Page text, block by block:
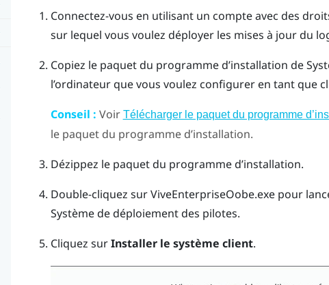
Connectez-vous en utilisant un compte avec des
sur lequel vous voulez déployer les mises à jour du
Copiez le paquet du programme d’installation de
l’ordinateur que vous voulez configurer en tant que
Conseil : Voir Télécharger le paquet du programme
le paquet du programme d’installation.
Dézippez le paquet du programme d’installation.
Double-cliquez surViveEnterpriseOobe.exepour
Système de déploiement des pilotes.
Cliquez surInstaller le système client.